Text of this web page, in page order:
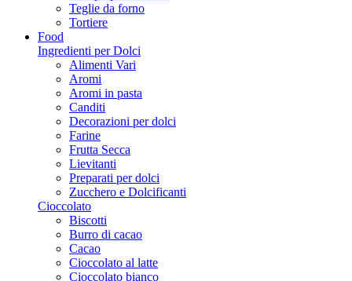
Teglie da forno
Tortiere
Food
Ingredienti per Dolci
Alimenti Vari
Aromi
Aromi in pasta
Canditi
Decorazioni per dolci
Farine
Frutta Secca
Lievitanti
Preparati per dolci
Zucchero e Dolcificanti
Cioccolato
Biscotti
Burro di cacao
Cacao
Cioccolato al latte
Cioccolato bianco